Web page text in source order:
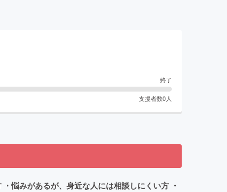
終了
支援者数0 人
悩みがあるが、身近な人には相談しにくい方 ・